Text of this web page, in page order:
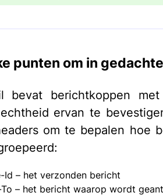
punten om in
bevat berichtkoppen
ervan te
om te bepalen hoe
Id – het verzonden bericht
To – het bericht waarop wordt